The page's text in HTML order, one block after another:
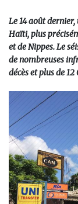
Le 14 août
Haïti, plus
et de Nippes. Le
de nombreuses
décès et plus de